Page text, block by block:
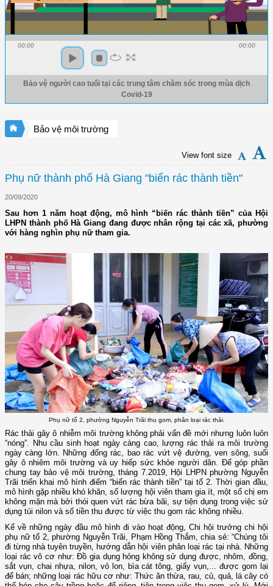
00:00 00:00
Bảo vệ người cao tuổi tại các trung tâm chăm sóc trong mùa dịch
Covid-19
Bảo vệ môi trường
View font size
Phụ nữ thành phố Hà Giang "biến rác thành tiền"
20/09/2020
Sau hơn 1 năm hoạt động, mô hình “biến rác thành tiền” của Hội
LHPN thành phố Hà Giang đang được nhân rộng tại các xã, phường
với hàng nghìn phụ nữ tham gia.
Phụ nữ tổ 2, phường Nguyễn Trãi thu gom, phân loại rác thải.
Rác thải gây ô nhiễm môi trường không phải vấn đề mới nhưng luôn luôn
“nóng”. Nhu cầu sinh hoạt ngày càng cao, lượng rác thải ra môi trường
ngày càng lớn. Những đống rác, bao rác vứt vệ đường, ven sông, suối
gây ô nhiêm môi trường và uy hiếp sức khỏe người dân. Để góp phần
chung tay bảo vệ môi trường, tháng 7.2019, Hội LHPN phường Nguyễn
Trãi triển khai mô hình điểm “biến rác thành tiền” tại tổ 2. Thời gian đầu,
mô hình gặp nhiều khó khăn, số lượng hội viên tham gia ít, một số chị em
không mặn mà bởi thói quen vứt rác bừa bãi, sự tiện dụng trong việc sử
dụng túi nilon và số tiền thu được từ việc thu gom rác không nhiều.
Kể về những ngày đầu mô hình đi vào hoạt động, Chi hội trưởng chi hội
phụ nữ tổ 2, phường Nguyễn Trãi, Phạm Hồng Thắm, chia sẻ: “Chúng tôi
đi từng nhà tuyên truyền, hướng dẫn hội viên phân loại rác tại nhà. Những
loại rác vô cơ như: Đồ gia dụng hỏng không sử dụng được, nhôm, đồng,
sắt vụn, chai nhựa, nilon, vỏ lon, bìa cát tông, giấy vụn,... được gom lại
để bán; những loại rác hữu cơ như: Thức ăn thừa, rau, củ, quả, lá cây có